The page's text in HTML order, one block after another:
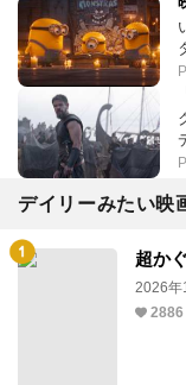
デイリーみたい映
超か
2026年
2886